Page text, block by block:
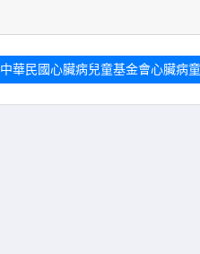
中華民國心臟病兒童基金會心臟病